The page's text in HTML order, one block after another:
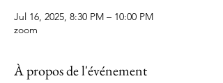
Jul 16, 2025, 8:30 PM – 10:00 PM
zoom
À propos de l'événement